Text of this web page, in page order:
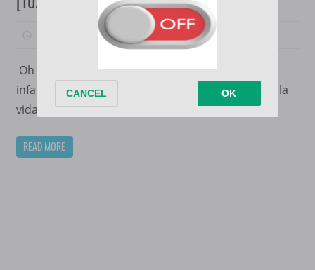
Oh Young-shim y Wang Kyung-tae, amigos de la
infancia que prueban la dulzura y la amargura de la
vida cuando
READ MORE